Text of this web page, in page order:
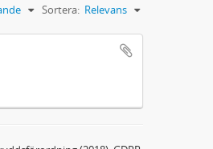
Sortera: Relevans